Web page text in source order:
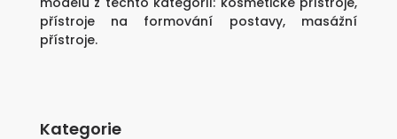
přístroje na formování postavy, masážní
přístroje.
Kategorie